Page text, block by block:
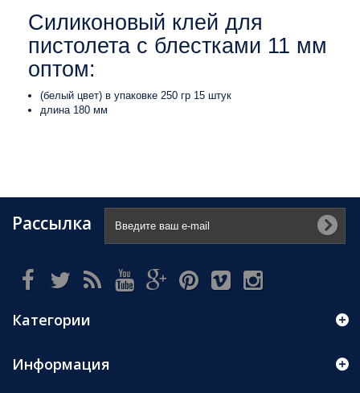
Силиконовый клей для
пистолета с блестками 11 мм
оптом:
(белый цвет) в упаковке 250 гр 15 штук
длина 180 мм
Рассылка
Категории
Информация